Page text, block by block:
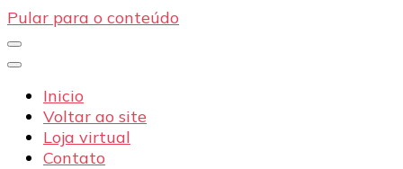
Pular para o conteúdo
Inicio
Voltar ao site
Loja virtual
Contato